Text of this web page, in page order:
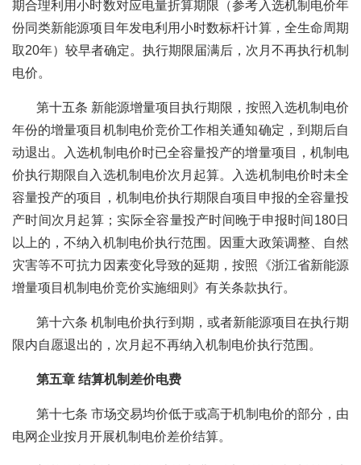
期合理利用小时数对应电量折算期限（参考入选机制电价年
份同类新能源项目年发电利用小时数标杆计算，全生命周期
取20年）较早者确定。执行期限届满后，次月不再执行机制
电价。
第十五条 新能源增量项目执行期限，按照入选机制电价
年份的增量项目机制电价竞价工作相关通知确定，到期后自
动退出。入选机制电价时已全容量投产的增量项目，机制电
价执行期限自入选机制电价次月起算。入选机制电价时未全
容量投产的项目，机制电价执行期限自项目申报的全容量投
产时间次月起算；实际全容量投产时间晚于申报时间180日
以上的，不纳入机制电价执行范围。因重大政策调整、自然
灾害等不可抗力因素变化导致的延期，按照《浙江省新能源
增量项目机制电价竞价实施细则》有关条款执行。
第十六条 机制电价执行到期，或者新能源项目在执行期
限内自愿退出的，次月起不再纳入机制电价执行范围。
第五章 结算机制差价电费
第十七条 市场交易均价低于或高于机制电价的部分，由
电网企业按月开展机制电价差价结算。